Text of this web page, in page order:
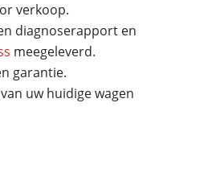
verkoop.
diagnoserapport en
meegeleverd.
garantie.
van uw huidige wagen